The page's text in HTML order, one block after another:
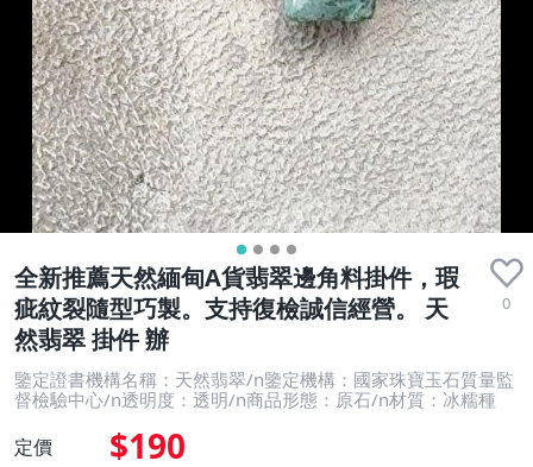
全新推薦天然緬甸A貨翡翠邊角料掛件，瑕
疵紋裂隨型巧製。支持復檢誠信經營。 天
然翡翠 掛件 辦
0
鑒定證書機構名稱：天然翡翠/n鑒定機構：國家珠寶玉石質量監
督檢驗中心/n透明度：透明/n商品形態：原石/n材質：冰糯種
定價 $190